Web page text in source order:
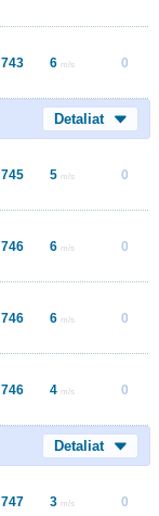
743 6 m/s 0
Detaliat
745 5 m/s 0
746 6 m/s 0
746 6 m/s 0
746 4 m/s 0
Detaliat
747 3 m/s 0